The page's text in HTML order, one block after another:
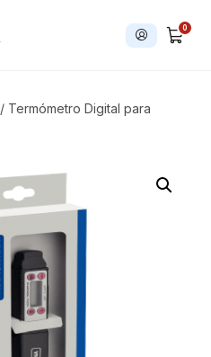
Iniciar
0
/ Termómetro Digital para